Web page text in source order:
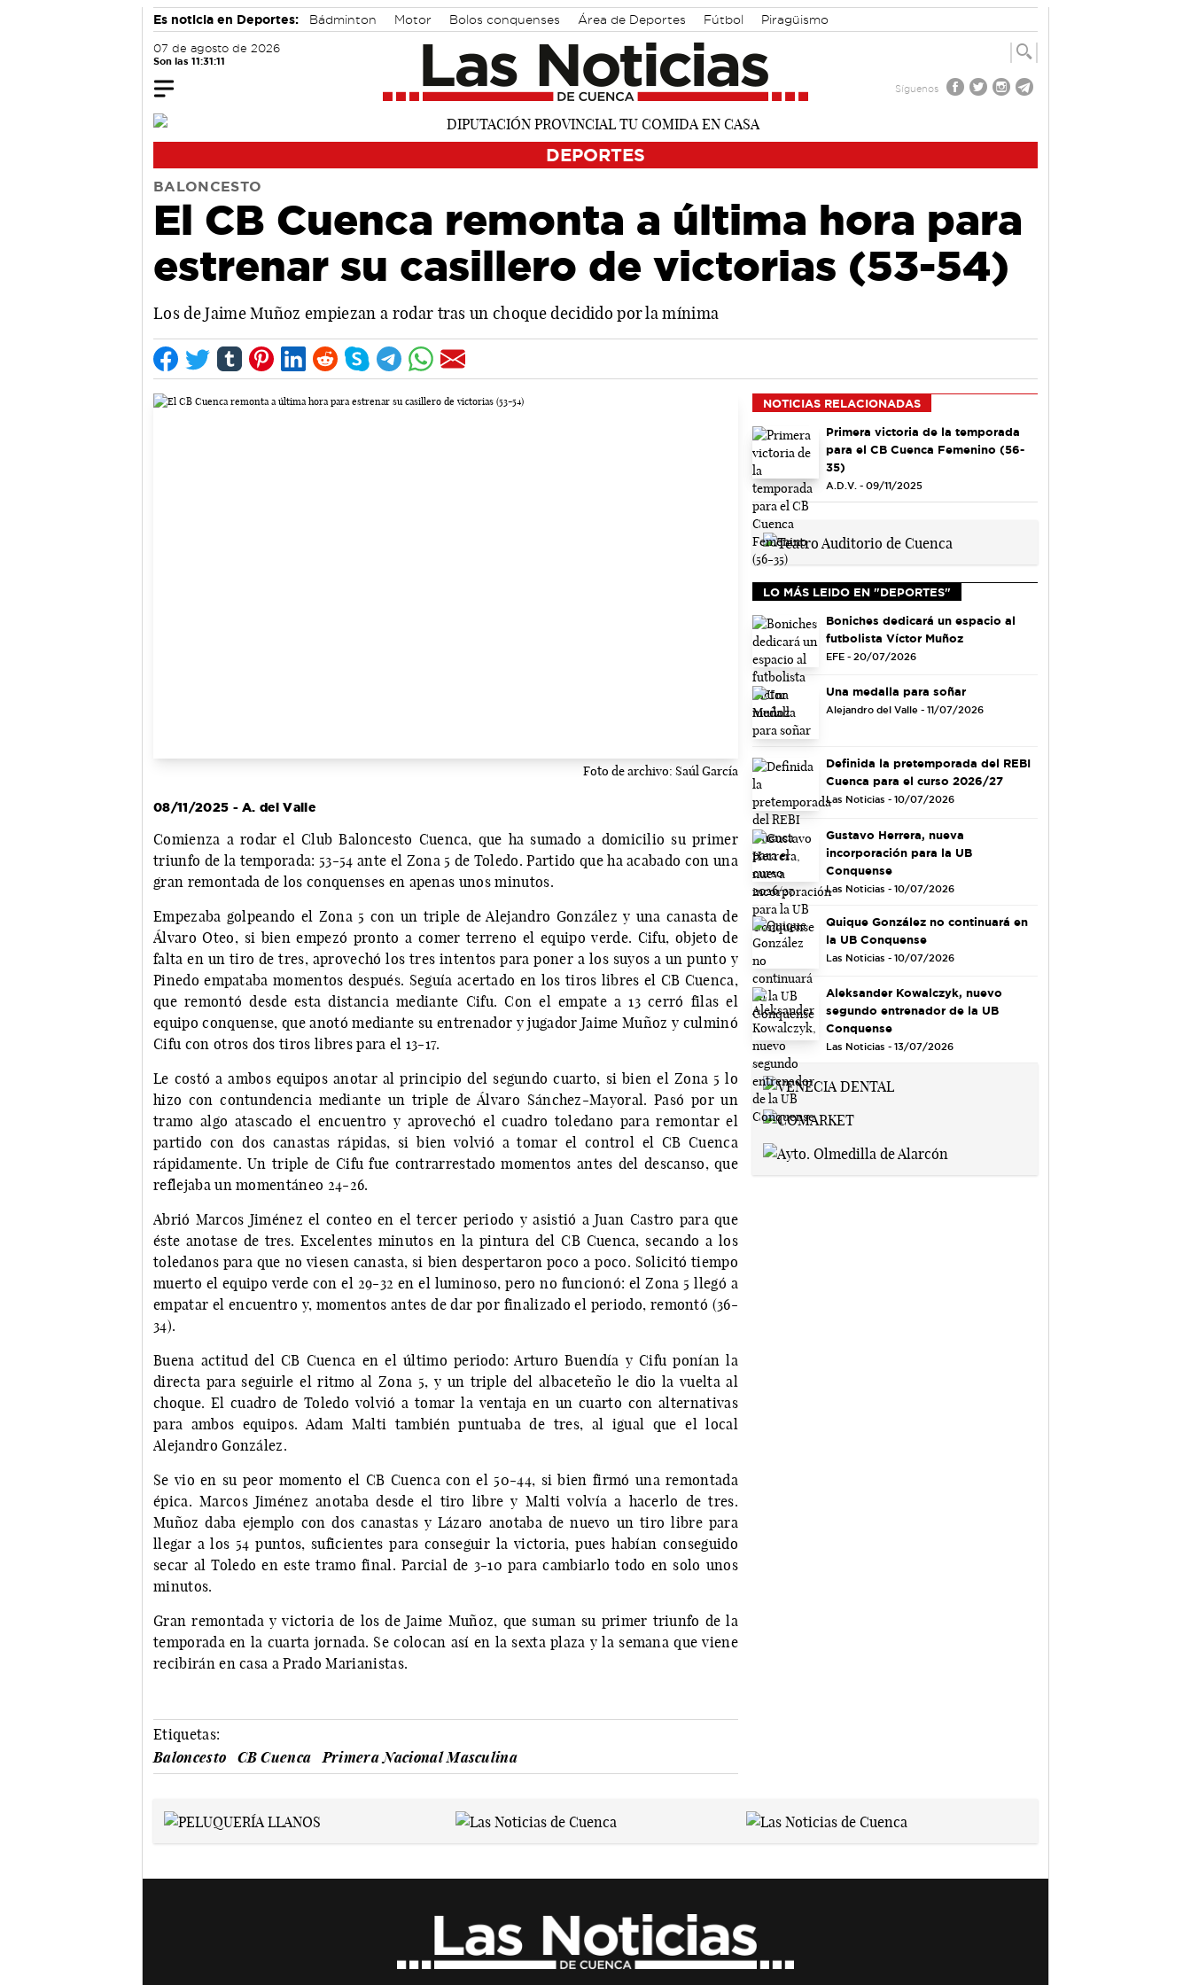
Es noticia en Deportes: Bádminton Motor Bolos conquenses Área de Deportes Fútbol Piragüismo
07 de agosto de 2026
Son las 11:31:12
Síguenos
DEPORTES
BALONCESTO
El CB Cuenca remonta a última hora para
estrenar su casillero de victorias (53-54)
Los de Jaime Muñoz empiezan a rodar tras un choque decidido por la mínima
Foto de archivo: Saúl García
08/11/2025 - A. del Valle
Comienza a rodar el Club Baloncesto Cuenca, que ha sumado a domicilio su primer
triunfo de la temporada: 53-54 ante el Zona 5 de Toledo. Partido que ha acabado con una
gran remontada de los conquenses en apenas unos minutos.
Empezaba golpeando el Zona 5 con un triple de Alejandro González y una canasta de
Álvaro Oteo, si bien empezó pronto a comer terreno el equipo verde. Cifu, objeto de
falta en un tiro de tres, aprovechó los tres intentos para poner a los suyos a un punto y
Pinedo empataba momentos después. Seguía acertado en los tiros libres el CB Cuenca,
que remontó desde esta distancia mediante Cifu. Con el empate a 13 cerró filas el
equipo conquense, que anotó mediante su entrenador y jugador Jaime Muñoz y culminó
Cifu con otros dos tiros libres para el 13-17.
Le costó a ambos equipos anotar al principio del segundo cuarto, si bien el Zona 5 lo
hizo con contundencia mediante un triple de Álvaro Sánchez-Mayoral. Pasó por un
tramo algo atascado el encuentro y aprovechó el cuadro toledano para remontar el
partido con dos canastas rápidas, si bien volvió a tomar el control el CB Cuenca
rápidamente. Un triple de Cifu fue contrarrestado momentos antes del descanso, que
reflejaba un momentáneo 24-26.
Abrió Marcos Jiménez el conteo en el tercer periodo y asistió a Juan Castro para que
éste anotase de tres. Excelentes minutos en la pintura del CB Cuenca, secando a los
toledanos para que no viesen canasta, si bien despertaron poco a poco. Solicitó tiempo
muerto el equipo verde con el 29-32 en el luminoso, pero no funcionó: el Zona 5 llegó a
empatar el encuentro y, momentos antes de dar por finalizado el periodo, remontó (36-
34).
Buena actitud del CB Cuenca en el último periodo: Arturo Buendía y Cifu ponían la
directa para seguirle el ritmo al Zona 5, y un triple del albaceteño le dio la vuelta al
choque. El cuadro de Toledo volvió a tomar la ventaja en un cuarto con alternativas
para ambos equipos. Adam Malti también puntuaba de tres, al igual que el local
Alejandro González.
Se vio en su peor momento el CB Cuenca con el 50-44, si bien firmó una remontada
épica. Marcos Jiménez anotaba desde el tiro libre y Malti volvía a hacerlo de tres.
Muñoz daba ejemplo con dos canastas y Lázaro anotaba de nuevo un tiro libre para
llegar a los 54 puntos, suficientes para conseguir la victoria, pues habían conseguido
secar al Toledo en este tramo final. Parcial de 3-10 para cambiarlo todo en solo unos
minutos.
Gran remontada y victoria de los de Jaime Muñoz, que suman su primer triunfo de la
temporada en la cuarta jornada. Se colocan así en la sexta plaza y la semana que viene
recibirán en casa a Prado Marianistas.
Etiquetas:
Baloncesto
CB Cuenca Primera Nacional Masculina
NOTICIAS RELACIONADAS
Primera victoria de la temporada
para el CB Cuenca Femenino (56-
35)
A.D.V. - 09/11/2025
LO MÁS LEIDO EN "DEPORTES"
Boniches dedicará un espacio al
futbolista Víctor Muñoz
EFE - 20/07/2026
Una medalla para soñar
Alejandro del Valle - 11/07/2026
Definida la pretemporada del REBI
Cuenca para el curso 2026/27
Las Noticias - 10/07/2026
Gustavo Herrera, nueva
incorporación para la UB
Conquense
Las Noticias - 10/07/2026
Quique González no continuará en
la UB Conquense
Las Noticias - 10/07/2026
Aleksander Kowalczyk, nuevo
segundo entrenador de la UB
Conquense
Las Noticias - 13/07/2026